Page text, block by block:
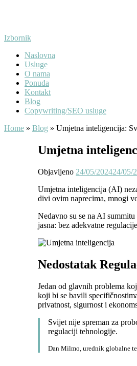
Izbornik
Naslovna
Usluge
O nama
Ponuda
Kontakt
Blog
Copywriting/SEO usluge
Home » Blog » Umjetna inteligencija:
Umjetna
Objavljeno 24/05/202424/05/
Umjetna inteligencija (AI)
divi ovim naprecima, mnogi
Nedavno su se na AI
jasna: bez adekvatne
Nedostatak
Jedan od glavnih problema
koji bi se bavili
privatnost, sigurnost i
Svijet nije spreman za
regulaciji tehnologije.
Dan Milmo, urednik globalne